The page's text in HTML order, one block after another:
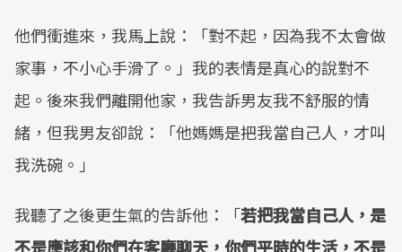
他們衝進來，我馬上說：「對不起，因為我不太會做
家事，不小心手滑了。」我的表情是真心的說對不
起。後來我們離開他家，我告訴男友我不舒服的情
緒，但我男友卻說：「他媽媽是把我當自己人，才叫
我洗碗。」
我聽了之後更生氣的告訴他：「若把我當自己人，是
不是應該和你們在客廳聊天，你們平時的生活，不是